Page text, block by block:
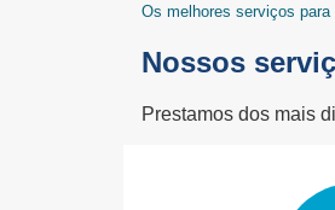
Os melhores serviços
Nossos
Prestamos dos mais